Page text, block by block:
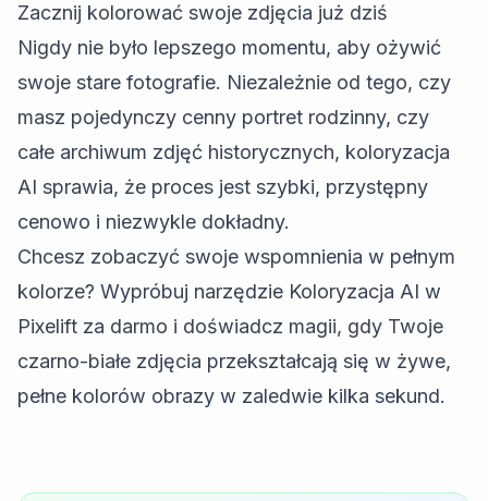
Zacznij kolorować swoje zdjęcia już dziś
Nigdy nie było lepszego momentu, aby ożywić
swoje stare fotografie. Niezależnie od tego, czy
masz pojedynczy cenny portret rodzinny, czy
całe archiwum zdjęć historycznych, koloryzacja
AI sprawia, że proces jest szybki, przystępny
cenowo i niezwykle dokładny.
Chcesz zobaczyć swoje wspomnienia w pełnym
kolorze? Wypróbuj narzędzie Koloryzacja AI w
Pixelift za darmo i doświadcz magii, gdy Twoje
czarno-białe zdjęcia przekształcają się w żywe,
pełne kolorów obrazy w zaledwie kilka sekund.